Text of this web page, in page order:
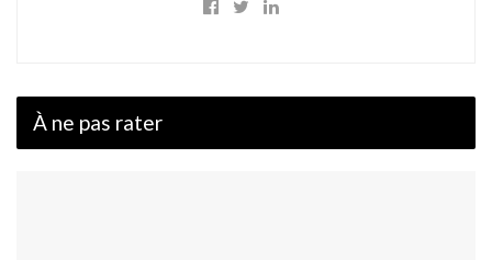
À ne pas rater